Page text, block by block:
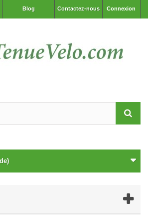
Connexion
Contactez-nous
Blog